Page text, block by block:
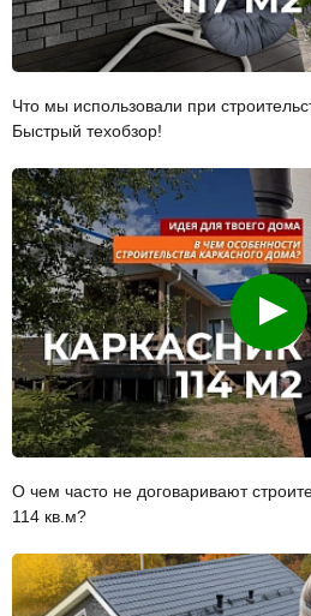
Что мы использовали при
Быстрый техобзор!
О чем часто не договаривают
114 кв.м?